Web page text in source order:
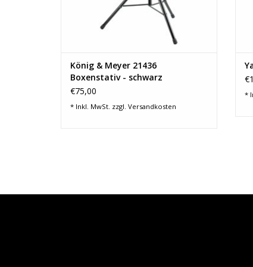
König & Meyer 21436
Boxenstativ - schwarz
€75,00
* Inkl. MwSt. zzgl. Versandkosten
*